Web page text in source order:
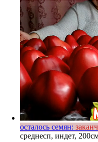
осталось семян:
среднесп, индет,